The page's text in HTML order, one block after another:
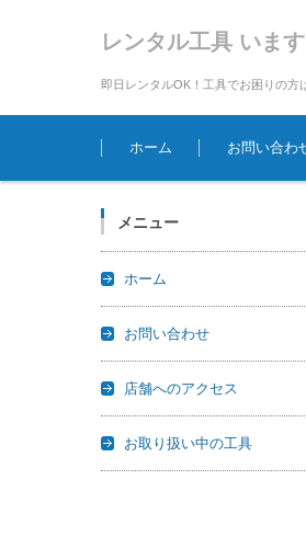
レンタル工具 いま
即日レンタルOK！工具でお困りの方
コンテンツに移動
ホーム
お問い合わ
メニュー
ホーム
お問い合わせ
店舗へのアクセス
お取り扱い中の工具